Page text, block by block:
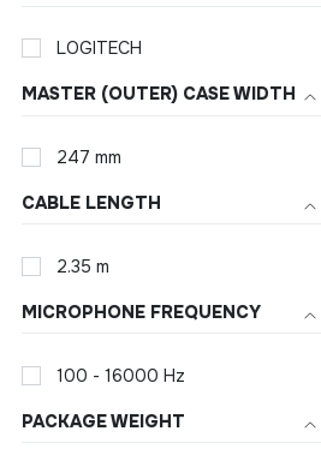
LOGITECH
MASTER (OUTER) CASE WIDTH
247 mm
CABLE LENGTH
2.35 m
MICROPHONE FREQUENCY
100 - 16000 Hz
PACKAGE WEIGHT